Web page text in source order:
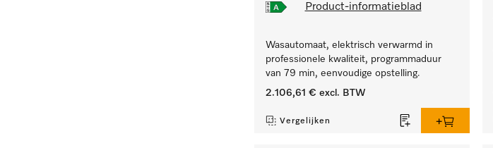
Product-informatieblad
Wasautomaat, elektrisch verwarmd in
professionele kwaliteit, programmaduur
van 79 min, eenvoudige opstelling.
2.106,61 € excl. BTW
Vergelijken